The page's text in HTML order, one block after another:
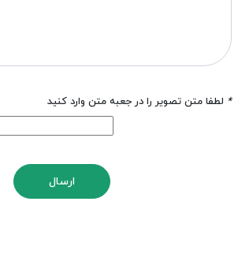
* لطفا متن تصویر را در جعبه متن وارد کنید
ارسال